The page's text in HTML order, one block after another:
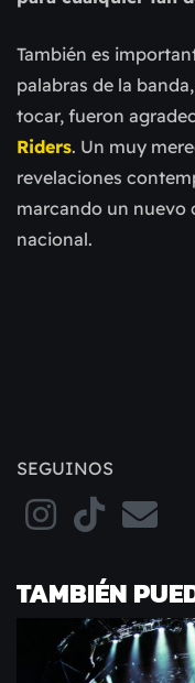
También es
palabras de la
tocar, fueron
Riders. Un muy
revelaciones
marcando un nuevo
nacional.
SEGUINOS
TAMBIÉN